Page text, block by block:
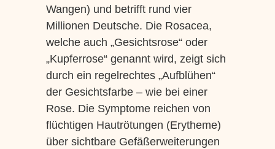
Wangen) und betrifft rund vier
Millionen Deutsche. Die Rosacea,
welche auch „Gesichtsrose“ oder
„Kupferrose“ genannt wird, zeigt sich
durch ein regelrechtes „Aufblühen“
der Gesichtsfarbe – wie bei einer
Rose. Die Symptome reichen von
flüchtigen Hautrötungen (Erytheme)
über sichtbare Gefäßerweiterungen